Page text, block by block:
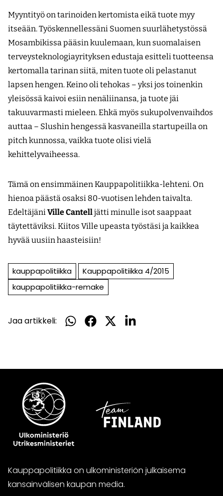
Myyntityö on tarinoiden kertomista eikä tuote myy
itseään. Työskennellessäni Suomen suurlähetystössä
Mosambikissa pääsin kuulemaan, kun suomalaisen
terveysteknologiayrityksen edustaja esitteli tuotteensa
kertomalla tarinan siitä, miten tuote oli pelastanut
lapsen hengen. Keino oli tehokas – yksi jos toinenkin
yleisössä kaivoi esiin nenäliinansa, ja tuote jäi
takuuvarmasti mieleen. Ehkä myös sukupolvenvaihdos
auttaa – Slushin hengessä kasvaneilla startupeilla on
pitch kunnossa, vaikka tuote olisi vielä
kehittelyvaiheessa.
Tämä on ensimmäinen Kauppapolitiikka-lehteni. On
hienoa päästä osaksi 80-vuotisen lehden taivalta.
EdeltäjäniVille Cantelljätti minulle isot saappaat
täytettäviksi. Kiitos Ville upeasta työstäsi ja kaikkea
hyvää uusiin haasteisiin!
kauppapolitiikka
Kauppapolitiikka 4/2015
kauppapolitiikka-remake
Jaa artikkeli:
Jaa
Jaa
Jaa
Jaa
Kauppapolitiikka on ulkoministeriön julkaisema
kansainvälisen kaupan media.